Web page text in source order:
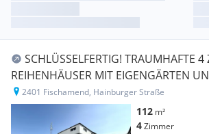
SCHLÜSSELFERTIG! TRAUMHAFTE 4
REIHENHÄUSER MIT EIGENGÄRTEN
STELLPLÄTZEN IN FISCHAMEND!
2401 Fischamend, Hainburger Straße
112 m²
4Zimmer